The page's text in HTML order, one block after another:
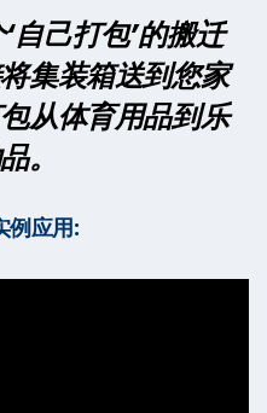
己打包’的搬迁
集装箱送到您家
从体育用品到乐
。
例应用: